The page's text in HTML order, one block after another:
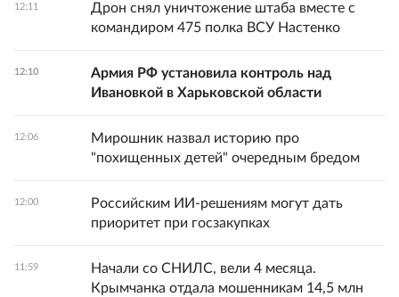
12:11
Дрон снял уничтожение штаба вместе с
командиром 475 полка ВСУ Настенко
12:10
Армия РФ установила контроль над
Ивановкой в Харьковской области
12:06
Мирошник назвал историю про
"похищенных детей" очередным бредом
12:00
Российским ИИ-решениям могут дать
приоритет при госзакупках
11:59
Начали со СНИЛС, вели 4 месяца.
Крымчанка отдала мошенникам 14,5 млн